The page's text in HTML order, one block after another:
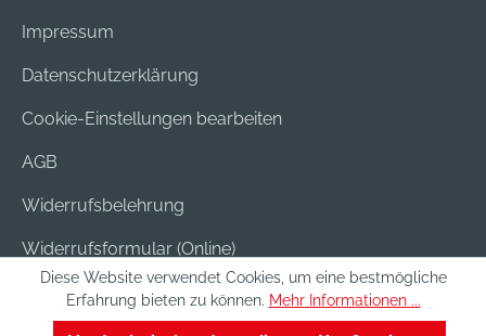
Impressum
Datenschutzerklärung
Cookie-Einstellungen bearbeiten
AGB
Widerrufsbelehrung
Widerrufsformular (Online)
Versand & Bezahlung
Diese Website verwendet Cookies, um eine bestmögliche
Erfahrung bieten zu können. Mehr Informationen ...